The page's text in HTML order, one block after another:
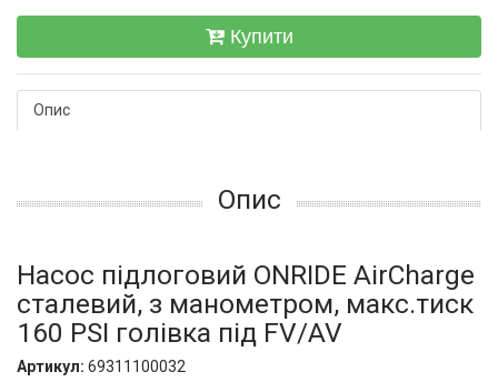
Купити
Опис
Опис
Насос підлоговий ONRIDE AirCharge
сталевий, з манометром, макс.тиск
160 PSI голівка під FV/AV
Артикул: 69311100032